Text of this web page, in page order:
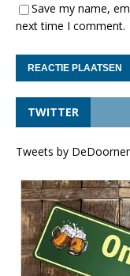
Save my name,
next time I comment.
TWITTER
Tweets by